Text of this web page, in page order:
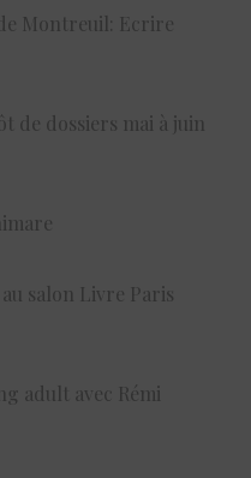
Montreuil: Ecrire
de dossiers mai à juin
salon Livre Paris
adult avec Rémi